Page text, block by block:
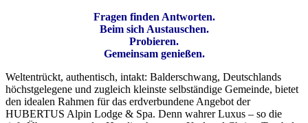
Fragen finden Antworten.
Beim sich Austauschen.
Probieren.
Gemeinsam genießen.
Weltentrückt, authentisch, intakt: Balderschwang, Deutschlands
höchstgelegene und zugleich kleinste selbständige Gemeinde, bietet
den idealen Rahmen für das erdverbundene Angebot der
HUBERTUS Alpin Lodge & Spa. Denn wahrer Luxus – so die